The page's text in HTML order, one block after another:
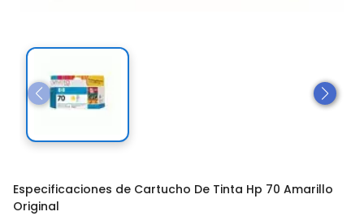
Especificaciones de Cartucho De Tinta Hp 70 Amarillo
Original